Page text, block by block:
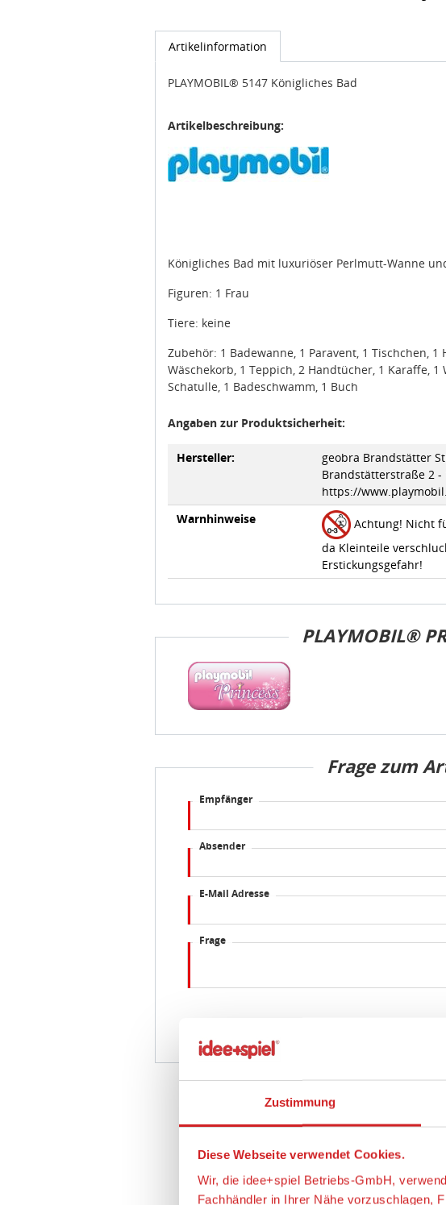
Zustimmung
Diese Webseite verwendet Cookies.
Wir, die idee+spiel Betriebs-GmbH,
Fachhändler in Ihrer Nähe vorzuschlagen,
Artikelinformation
PLAYMOBIL® 5147 Königliches Bad
Artikelbeschreibung:
Königliches Bad mit luxuriöser Perlmutt-Wanne
Figuren: 1 Frau
Tiere: keine
Zubehör: 1 Badewanne, 1 Paravent, 1 Tischchen, 1
Wäschekorb, 1 Teppich, 2 Handtücher, 1 Karaffe, 1
Schatulle, 1 Badeschwamm, 1 Buch
Angaben zur Produktsicherheit:
Hersteller:
geobra Brandstätter
Brandstätterstraße 2 -
https://
Warnhinweise
Achtung! Nicht
da Kleinteile
Erstickungsgefahr!
PLAYMOBIL®
Frage zum
Empfänger
Absender
E-Mail Adresse
Frage